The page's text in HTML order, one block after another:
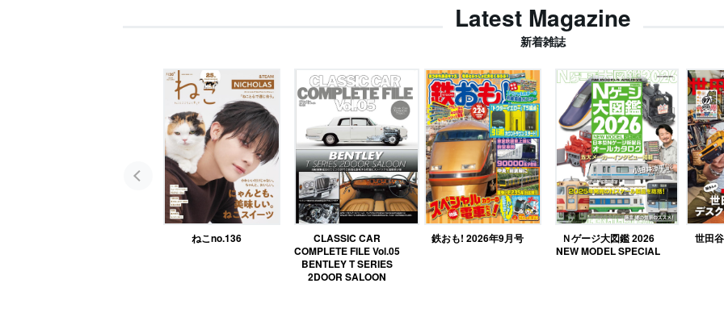
Latest Magazine
新着雑誌
ねこno.136
CLASSIC CAR
COMPLETE FILE Vol.05
BENTLEY T SERIES
2DOOR SALOON
鉄おも! 2026年9月号
Ｎゲージ大図鑑 2026
NEW MODEL SPECIAL
世田